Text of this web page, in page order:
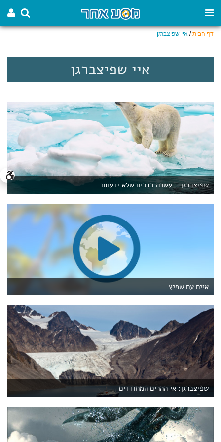
דף הבית/ איי שפיצברגן
איי שפיצברגן
שפיצברגן – עשרה דברים שלא ידעתם
איים עם שפיץ
שפיצברגן: אי ההרים המחודדים